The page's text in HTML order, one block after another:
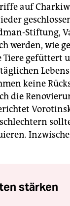
auf
Stiftung,
werden, wie
Tiere gefüttert
keine
die
stärken